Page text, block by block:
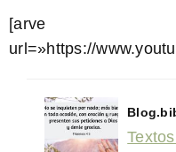
[arve
url=»https://